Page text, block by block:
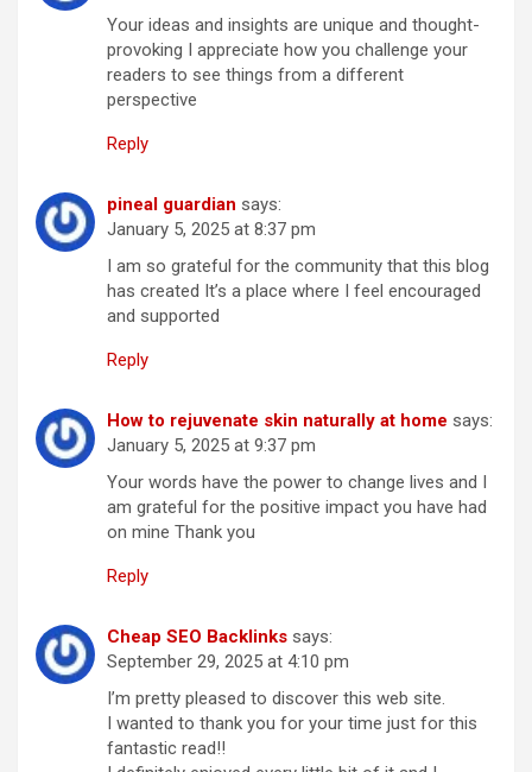
Your ideas and insights are unique and thought-
provoking I appreciate how you challenge your
readers to see things from a different
perspective
Reply
pineal guardian says:
January 5, 2025 at 8:37 pm
I am so grateful for the community that this blog
has created It’s a place where I feel encouraged
and supported
Reply
How to rejuvenate skin naturally at home says:
January 5, 2025 at 9:37 pm
Your words have the power to change lives and I
am grateful for the positive impact you have had
on mine Thank you
Reply
Cheap SEO Backlinks says:
September 29, 2025 at 4:10 pm
I’m pretty pleased to discover this web site.
I wanted to thank you for your time just for this
fantastic read!!